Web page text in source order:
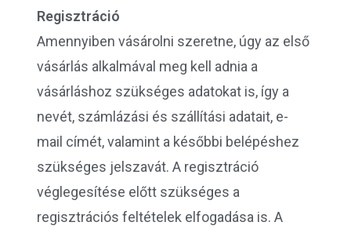
Regisztráció
Amennyiben vásárolni szeretne, úgy az első
vásárlás alkalmával meg kell adnia a
vásárláshoz szükséges adatokat is, így a
nevét, számlázási és szállítási adatait, e-
mail címét, valamint a későbbi belépéshez
szükséges jelszavát. A regisztráció
véglegesítése előtt szükséges a
regisztrációs feltételek elfogadása is. A